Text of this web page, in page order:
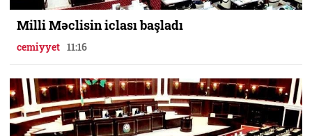
Milli Məclisin iclası başladı
cemiyyet 11:16